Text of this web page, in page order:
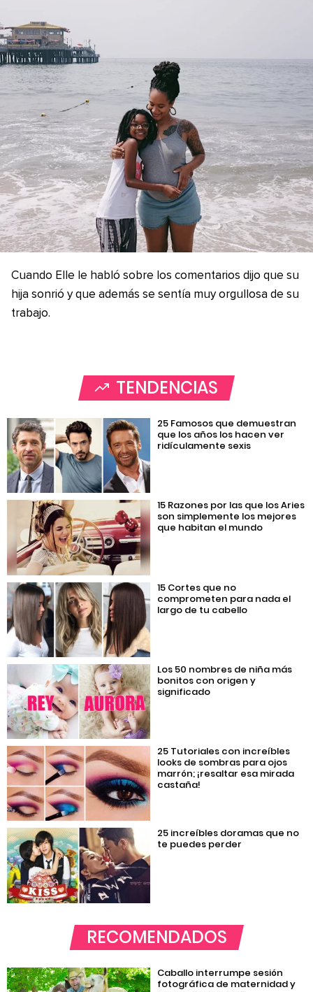
Cuando Elle le habló sobre los comentarios dijo que su
hija sonrió y que además se sentía muy orgullosa de su
trabajo.
TENDENCIAS
25 Famosos que demuestran
que los años los hacen ver
ridículamente sexis
15 Razones por las que los Aries
son simplemente los mejores
que habitan el mundo
15 Cortes que no
comprometen para nada el
largo de tu cabello
Los 50 nombres de niña más
bonitos con origen y
significado
25 Tutoriales con increíbles
looks de sombras para ojos
marrón; ¡resaltar esa mirada
castaña!
25 increíbles doramas que no
te puedes perder
RECOMENDADOS
Caballo interrumpe sesión
fotográfica de maternidad y